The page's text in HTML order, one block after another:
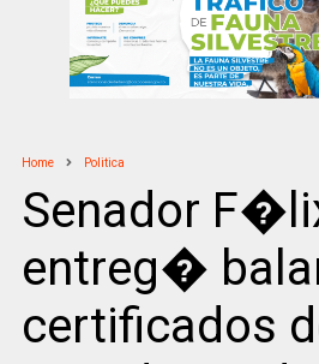
Home Politica
Senador
entreg�
certificados